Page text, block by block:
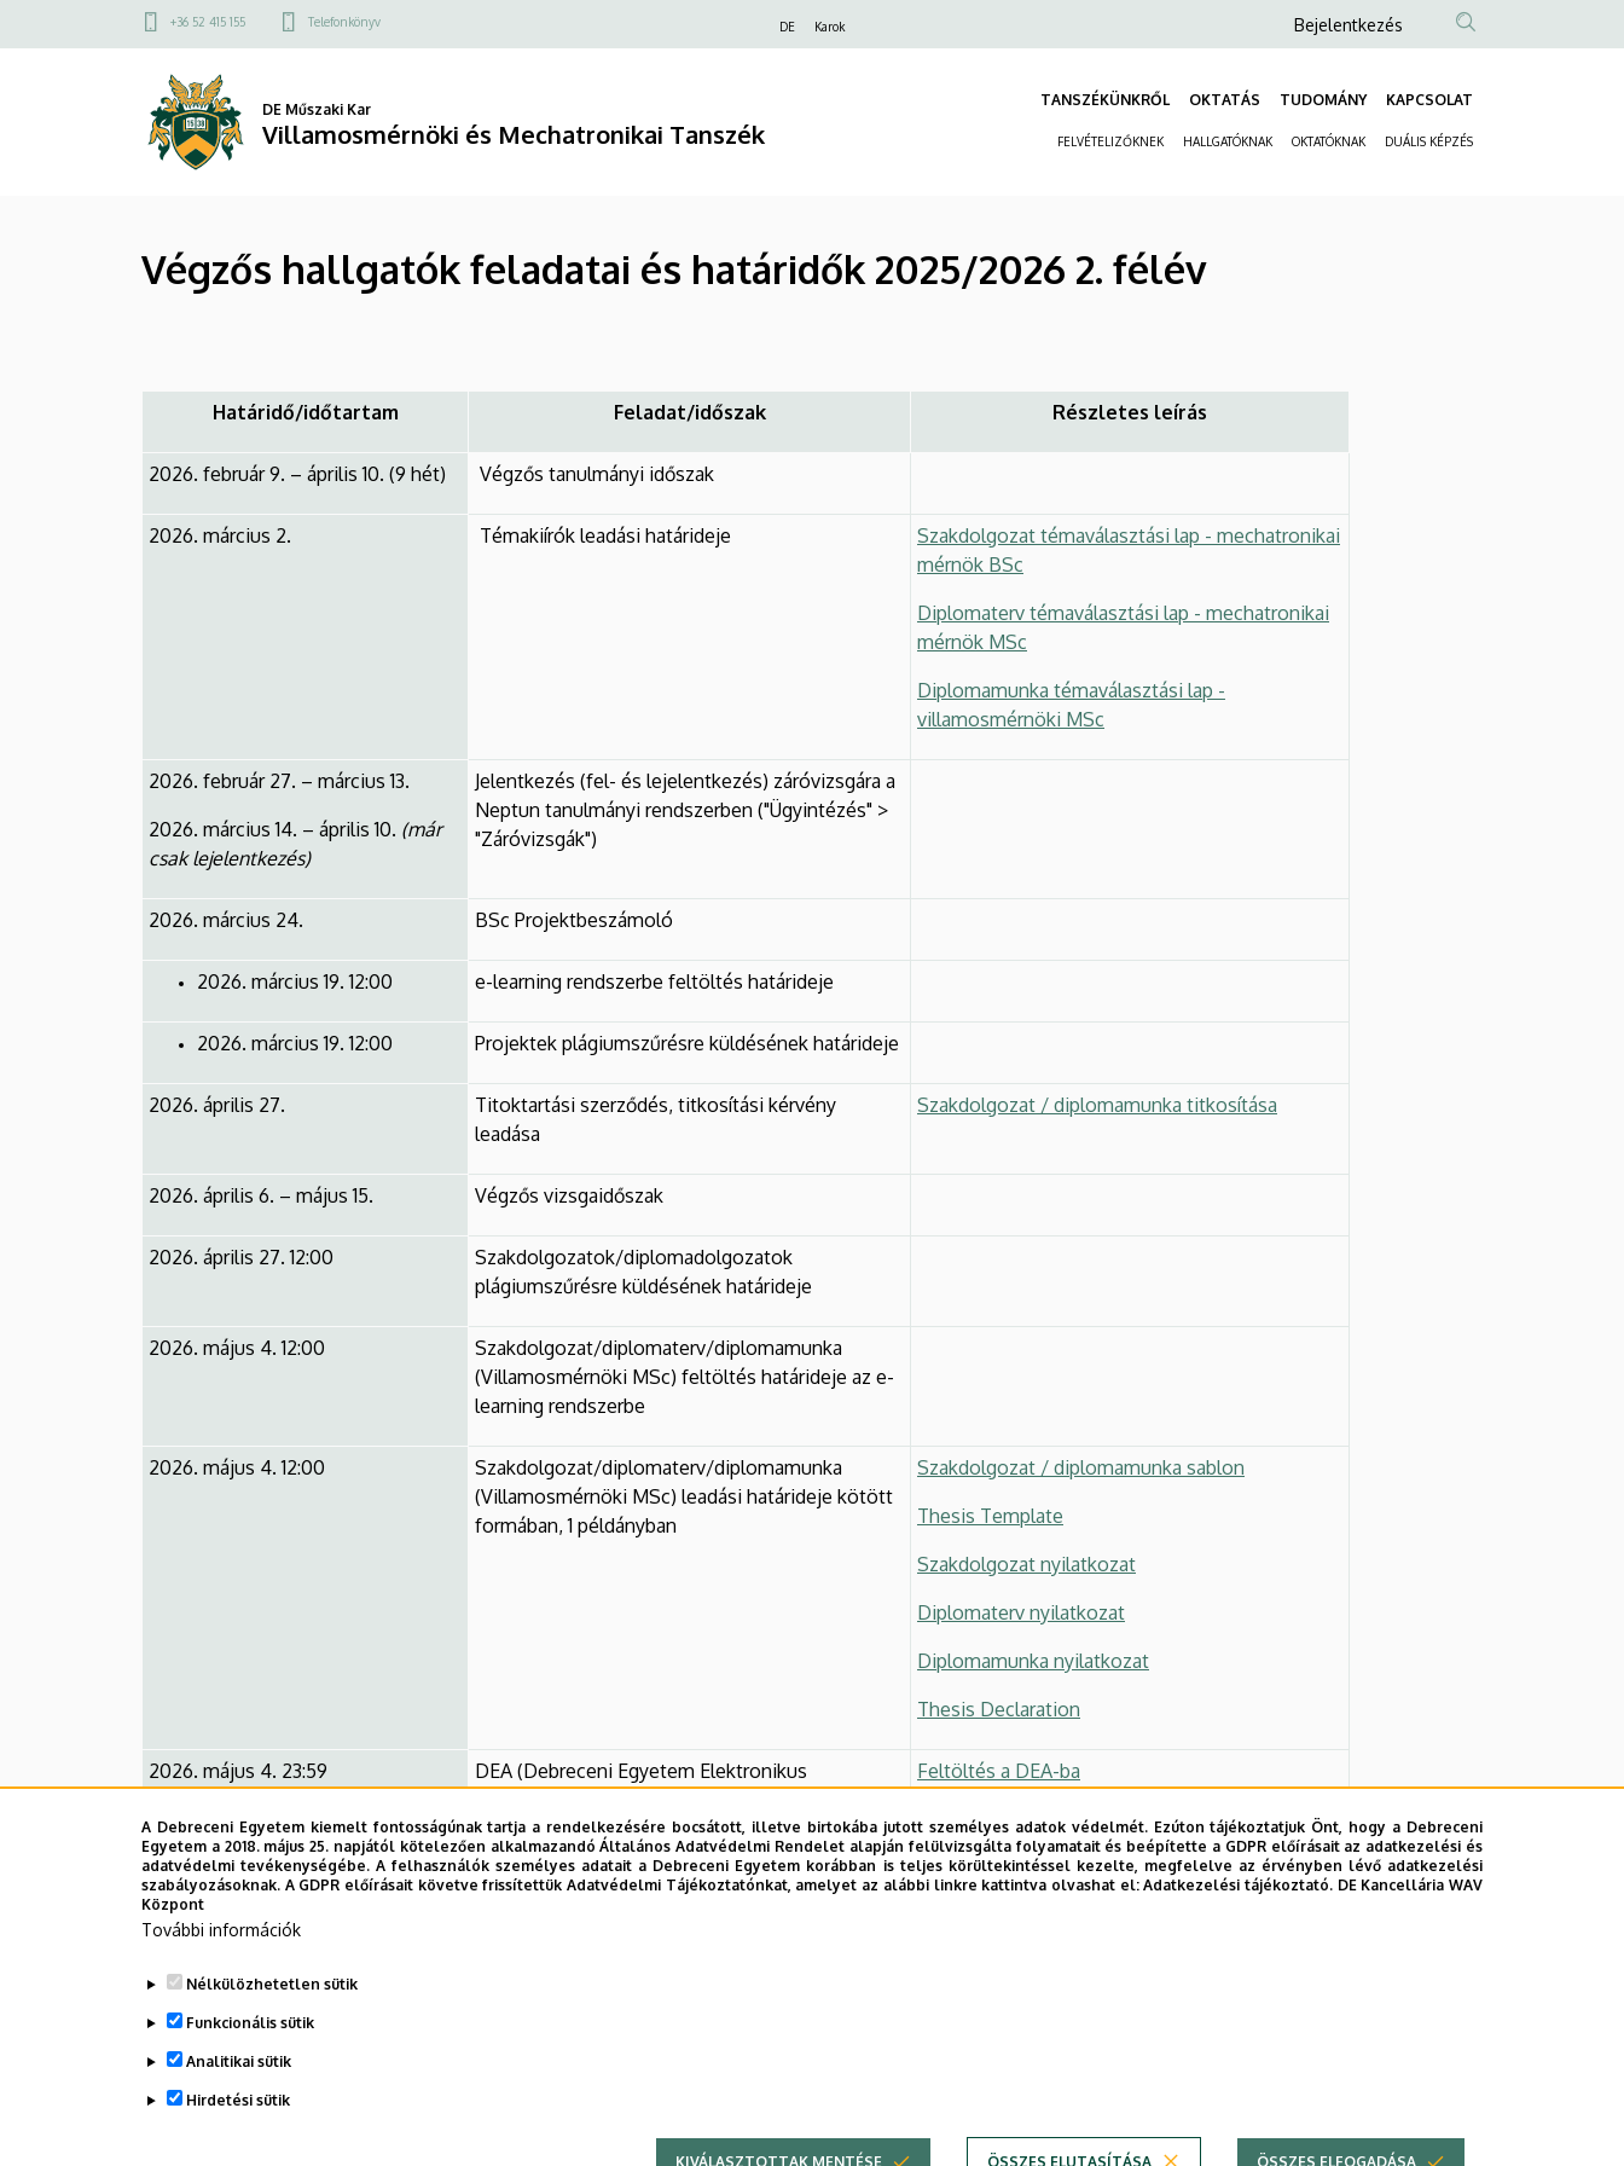
hallgatók
feladatai
2025/2026
Villamosmérnöki
a
Felső
menü
+36 52 415 155 Telefonkönyv DE Karok
Anonim
fiók
menüje
Bejelentkezés
DE Műszaki Kar
Villamosmérnöki és Mechatronikai Tanszék
TANSZÉKÜNKRŐL OKTATÁS TUDOMÁNY KAPCSOLAT
FELVÉTELIZŐKNEK HALLGATÓKNAK OKTATÓKNAK DUÁLIS KÉPZÉS
Végzős hallgatók feladatai és határidők 2025/2026 2. félév
Határidő/időtartam Feladat/időszak Részletes leírás
2026. február 9. – április 10. (9 hét) Végzős tanulmányi időszak
2026. március 2. Témakiírók leadási határideje
Szakdolgozat témaválasztási lap - mechatronikai
mérnök BSc
Diplomaterv témaválasztási lap - mechatronikai
mérnök MSc
Diplomamunka témaválasztási lap -
villamosmérnöki MSc
2026. február 27. – március 13.
2026. március 14. – április 10. (már
csak lejelentkezés)
Jelentkezés (fel- és lejelentkezés) záróvizsgára a
Neptun tanulmányi rendszerben ("Ügyintézés" >
"Záróvizsgák")
2026. március 24. BSc Projektbeszámoló
2026. március 19. 12:00 e-learning rendszerbe feltöltés határideje
2026. március 19. 12:00 Projektek plágiumszűrésre küldésének határideje
2026. április 27.
Titoktartási szerződés, titkosítási kérvény
leadása
Szakdolgozat / diplomamunka titkosítása
2026. április 6. – május 15. Végzős vizsgaidőszak
2026. április 27. 12:00
Szakdolgozatok/diplomadolgozatok
plágiumszűrésre küldésének határideje
2026. május 4. 12:00
Szakdolgozat/diplomaterv/diplomamunka
(Villamosmérnöki MSc) feltöltés határideje az e-
learning rendszerbe
2026. május 4. 12:00
Szakdolgozat/diplomaterv/diplomamunka
(Villamosmérnöki MSc) leadási határideje kötött
formában, 1 példányban
Szakdolgozat / diplomamunka sablon
Thesis Template
Szakdolgozat nyilatkozat
Diplomaterv nyilatkozat
Diplomamunka nyilatkozat
Thesis Declaration
2026. május 4. 23:59
DEA (Debreceni Egyetem Elektronikus
Feltöltés a DEA-ba
2026. május 26. PPt fájlok feltöltése az e-learning rendszerbe
2026. május 27-28.
2026. június 18.
A Debreceni Egyetem kiemelt fontosságúnak tartja a rendelkezésére bocsátott, illetve birtokába jutott személyes adatok védelmét. Ezúton tájékoztatjuk Önt, hogy a Debreceni
Egyetem a 2018. május 25. napjától kötelezően alkalmazandó Általános Adatvédelmi Rendelet alapján felülvizsgálta folyamatait és beépítette a GDPR előírásait az adatkezelési és
adatvédelmi tevékenységébe. A felhasználók személyes adatait a Debreceni Egyetem korábban is teljes körültekintéssel kezelte, megfelelve az érvényben lévő adatkezelési
szabályozásoknak. A GDPR előírásait követve frissítettük Adatvédelmi Tájékoztatónkat, amelyet az alábbi linkre kattintva olvashat el:Adatkezelési tájékoztató. DE Kancellária WAV
Központ
További információk
Nélkülözhetetlen sütik
Funkcionális sütik
Analitikai sütik
Hirdetési sütik
KIVÁLASZTOTTAK MENTÉSE ÖSSZES ELUTASÍTÁSA ÖSSZES ELFOGADÁSA